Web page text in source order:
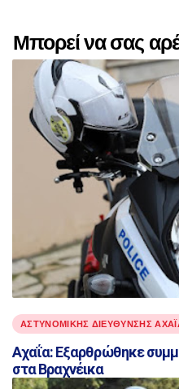
Μπορεί να σας
αναρτήσεις
ΑΣΤΥΝΟΜΙΚΉΣ ΔΙΕΎΘΥΝΣΗΣ
Αχαΐα: Εξαρθρώθηκε
στα Βραχνέικα